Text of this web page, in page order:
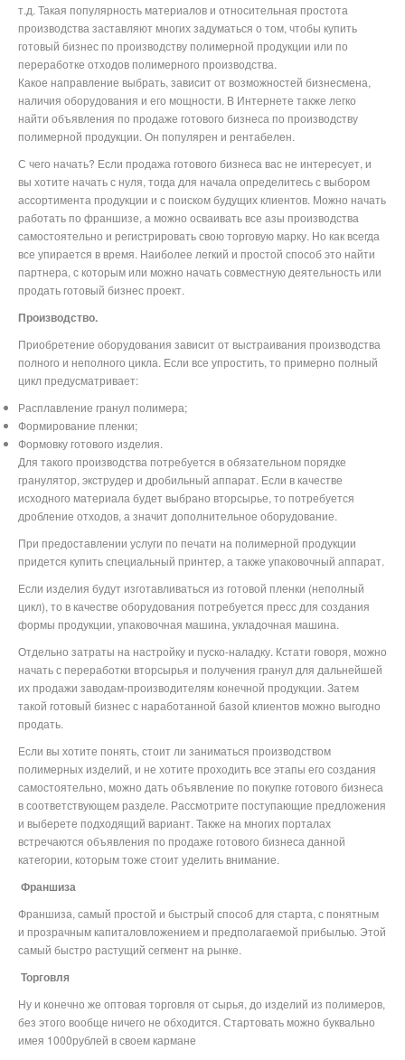
т.д. Такая популярность материалов и относительная простота
производства заставляют многих задуматься о том, чтобы купить
готовый бизнес по производству полимерной продукции или по
переработке отходов полимерного производства.
Какое направление выбрать, зависит от возможностей бизнесмена,
наличия оборудования и его мощности. В Интернете также легко
найти объявления по продаже готового бизнеса по производству
полимерной продукции. Он популярен и рентабелен.
С чего начать? Если продажа готового бизнеса вас не интересует, и
вы хотите начать с нуля, тогда для начала определитесь с выбором
ассортимента продукции и с поиском будущих клиентов. Можно начать
работать по франшизе, а можно осваивать все азы производства
самостоятельно и регистрировать свою торговую марку. Но как всегда
все упирается в время. Наиболее легкий и простой способ это найти
партнера, с которым или можно начать совместную деятельность или
продать готовый бизнес проект.
Производство.
Приобретение оборудования зависит от выстраивания производства
полного и неполного цикла. Если все упростить, то примерно полный
цикл предусматривает:
Расплавление гранул полимера;
Формирование пленки;
Формовку готового изделия.
Для такого производства потребуется в обязательном порядке
гранулятор, экструдер и дробильный аппарат. Если в качестве
исходного материала будет выбрано вторсырье, то потребуется
дробление отходов, а значит дополнительное оборудование.
При предоставлении услуги по печати на полимерной продукции
придется купить специальный принтер, а также упаковочный аппарат.
Если изделия будут изготавливаться из готовой пленки (неполный
цикл), то в качестве оборудования потребуется пресс для создания
формы продукции, упаковочная машина, укладочная машина.
Отдельно затраты на настройку и пуско-наладку. Кстати говоря, можно
начать с переработки вторсырья и получения гранул для дальнейшей
их продажи заводам-производителям конечной продукции. Затем
такой готовый бизнес с наработанной базой клиентов можно выгодно
продать.
Если вы хотите понять, стоит ли заниматься производством
полимерных изделий, и не хотите проходить все этапы его создания
самостоятельно, можно дать объявление по покупке готового бизнеса
в соответствующем разделе. Рассмотрите поступающие предложения
и выберете подходящий вариант. Также на многих порталах
встречаются объявления по продаже готового бизнеса данной
категории, которым тоже стоит уделить внимание.
Франшиза
Франшиза, самый простой и быстрый способ для старта, с понятным
и прозрачным капиталовложением и предполагаемой прибылью. Этой
самый быстро растущий сегмент на рынке.
Торговля
Ну и конечно же оптовая торговля от сырья, до изделий из полимеров,
без этого вообще ничего не обходится. Стартовать можно буквально
имея 1000рублей в своем кармане